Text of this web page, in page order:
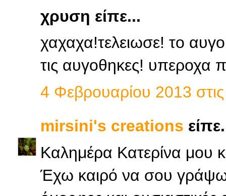
χρυση είπε...
χαχαχα!τελειωσε! το αυγο
τις αυγοθηκες! υπεροχα
4 Φεβρουαρίου 2013
mirsini's creations
Καλημέρα Κατερίνα μου
Έχω καιρό να σου γράψω